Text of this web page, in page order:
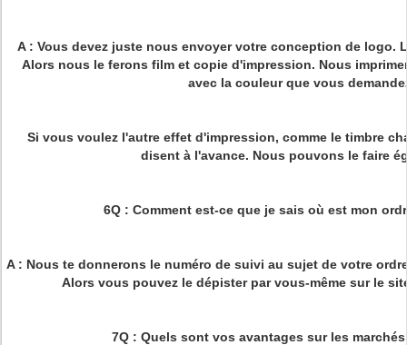
A : Vous devez juste nous envoyer votre conception de logo.
Alors nous le ferons film et copie d'impression. Nous
avec la couleur que vous
Si vous voulez l'autre effet d'impression, comme le timbre
disent à l'avance. Nous pouvons le faire
6Q : Comment est-ce que je sais où est mon
A : Nous te donnerons le numéro de suivi au sujet de votre
Alors vous pouvez le dépister par vous-même sur le
7Q : Quels sont vos avantages sur les